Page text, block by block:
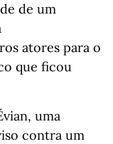
de um
atores para o
que ficou
uma
contra um